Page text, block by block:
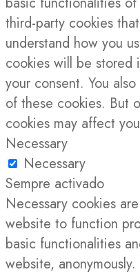
third-party cookies
understand how you
cookies will be stored
your consent. You
of these cookies. But
cookies may affect
Necessary
Necessary
Sempre activado
Necessary cookies
website to function
basic functionalities
website, anonymously.